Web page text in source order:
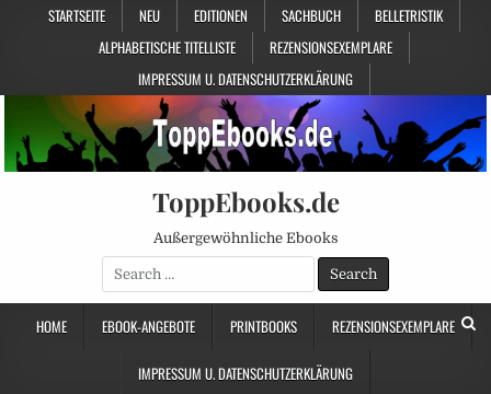
STARTSEITE NEU EDITIONEN SACHBUCH
BELLETRISTIK
ALPHABETISCHE TITELLISTE
REZENSIONSEXEMPLARE
IMPRESSUM U. DATENSCHUTZERKLÄRUNG
ToppEbooks.de
Außergewöhnliche Ebooks
Search
for:
HOME EBOOK-ANGEBOTE PRINTBOOKS REZENSIONSEXEMPLARE
IMPRESSUM U. DATENSCHUTZERKLÄRUNG